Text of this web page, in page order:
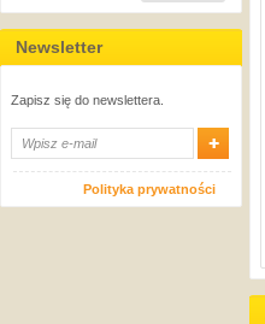
Newsletter
Zapisz się do newslettera.
Polityka prywatności